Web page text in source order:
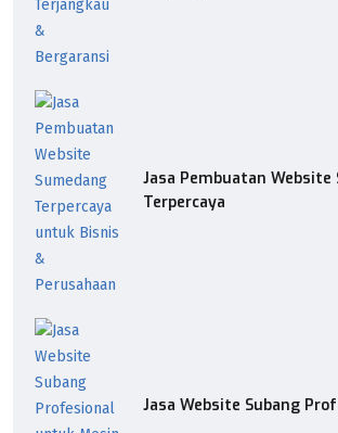
Jasa Pembuatan Website
Terpercaya
Jasa Website Subang